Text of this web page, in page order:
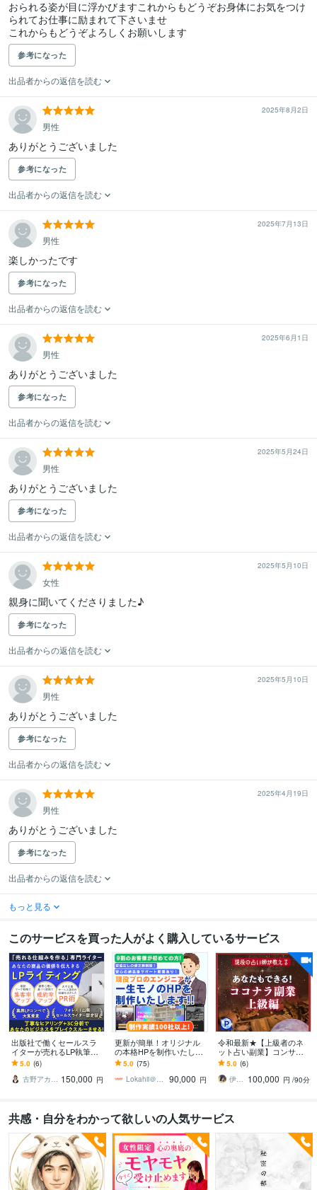
おられる姿が目に浮かびますこれからもどうぞお身体にお気をつけ
られてお仕事に励まれて下さいませ
これからもどうぞよろしくお願いします
参考になった
出品者からの返信を読む
2025年8月2日
男性
ありがとうございました
参考になった
出品者からの返信を読む
2025年7月13日
男性
楽しかったです
参考になった
出品者からの返信を読む
2025年6月1日
男性
ありがとうございました
参考になった
出品者からの返信を読む
2025年5月24日
男性
ありがとうございました
参考になった
出品者からの返信を読む
2025年5月10日
女性
親身に聞いてくださりました♪
参考になった
出品者からの返信を読む
2025年5月10日
男性
ありがとうございました
参考になった
出品者からの返信を読む
2025年4月19日
男性
ありがとうございました
参考になった
出品者からの返信を読む
もっと見る
このサービスを買った人がよく購入しているサービス
出版社で働くセールスラ
イターが売れるLP執筆し
ます セールス運用経験と
執筆スキルで集客・商品
の価値を伝えきる！
5.0 (6)
古野アカネ｜マーケター＋プロデューサー 150,000 円
更新が簡単！オリジナル
の本格HPを制作いたしま
す アフターサポート☆企
業案件実績☆マニュアル
配布☆SEO対策
5.0 (75)
Lokahii＠web制作
90,000 円
令和最新★【上級者のネ
ット占い副業】コンサル
します ★個性を活かして
占い師デビュー★初心者
歓迎★未経験者歓迎
5.0 (6)
伊勢あおい 100,000 円 /90分
共感・自分をわかって欲しいの人気サービス